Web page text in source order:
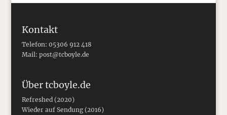
Kontakt
Telefon: 05306 912 418
Mail: post@tcboyle.de
Über tcboyle.de
Refreshed (2020)
Wieder auf Sendung (2016)